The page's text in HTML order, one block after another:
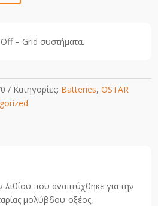
– Grid συστήματα.
Κατηγορίες: Batteries,OSTAR
λιθίου που αναπτύχθηκε για την
μολύβδου-οξέος,